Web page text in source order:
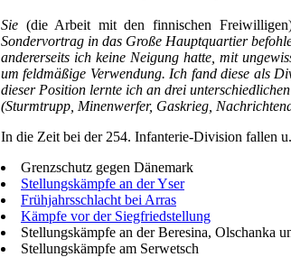
Sie (die Arbeit mit den finnischen
Sondervortrag in das Große Hauptquartier
andererseits ich keine Neigung hatte, mit
um feldmäßige Verwendung. Ich fand diese als
dieser Position lernte ich an drei
(Sturmtrupp, Minenwerfer, Gaskrieg,
In die Zeit bei der 254. Infanterie-Division fallen
Grenzschutz gegen Dänemark
Stellungskämpfe an der Yser
Frühjahrsschlacht bei Arras
Kämpfe vor der Siegfriedstellung
Stellungskämpfe an der Beresina, Olschanka
Stellungskämpfe am Serwetsch